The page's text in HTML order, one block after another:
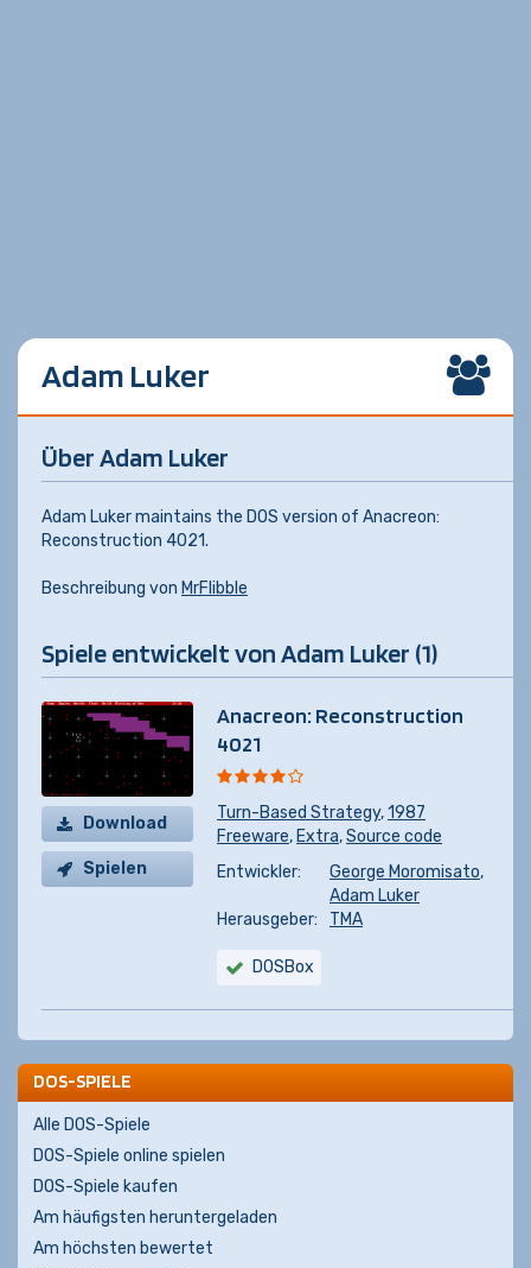
Adam Luker
Über Adam Luker
Adam Luker maintains the DOS version of Anacreon:
Reconstruction 4021.
Beschreibung von MrFlibble
Spiele entwickelt von Adam Luker (1)
Download
Spielen
Anacreon: Reconstruction
4021
Turn-Based Strategy,1987
Freeware, Extra,Source code
Entwickler:
George Moromisato,
Adam Luker
Herausgeber:
TMA
DOSBox
DOS-SPIELE
Alle DOS-Spiele
DOS-Spiele online spielen
DOS-Spiele kaufen
Am häufigsten heruntergeladen
Am höchsten bewertet